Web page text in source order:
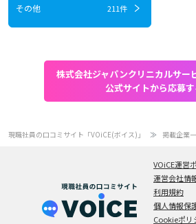
その他 211件
株式会社ジャパンクリニカルサー
公式サイトから応募
現職社員の口コミサイト「VOiCE(ボイス)」 掲載企業
VOiCE運営
運営会社情
利用規約
個人情報保
Cookieポリ